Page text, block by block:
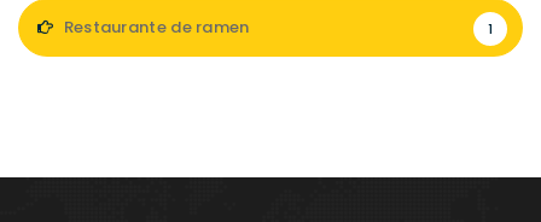
Restaurante de ramen 1